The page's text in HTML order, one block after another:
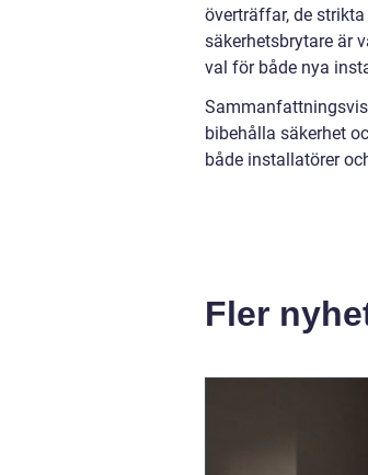
överträffar, de
säkerhetsbrytare är
val för både nya
bibehålla säkerhet
både installatörer
Fler